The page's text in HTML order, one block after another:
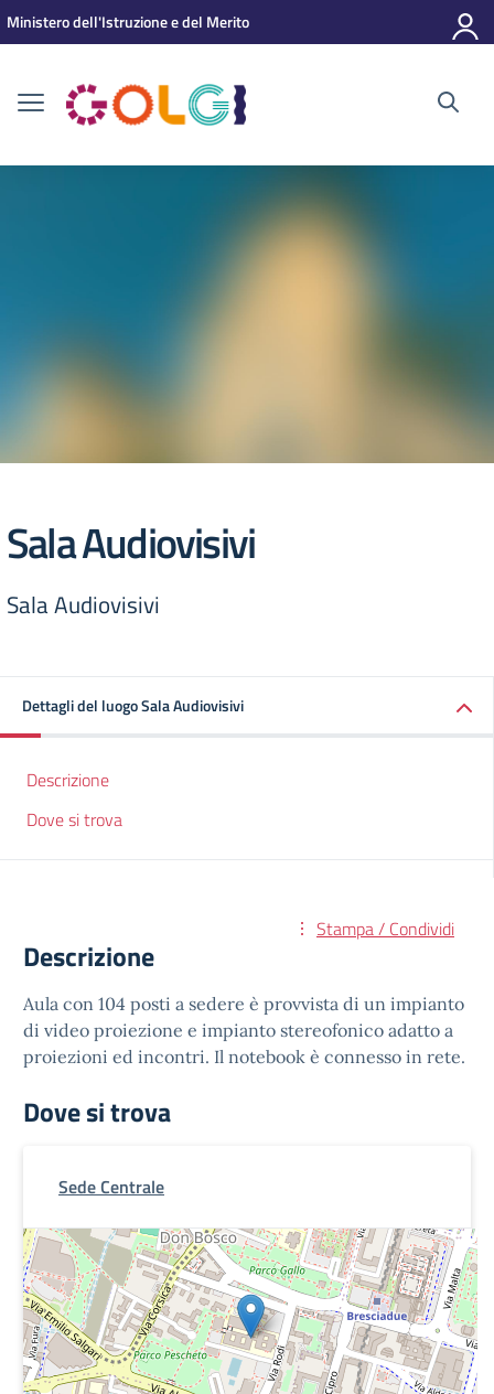
Vai ai contenuti
Vai al menu di navigazione
Vai al footer
Ministero dell'Istruzione e del Merito
Sala Audiovisivi
Sala Audiovisivi
Dettagli del luogo Sala Audiovisivi
Descrizione
Dove si trova
Stampa / Condividi
Descrizione
Aula con 104 posti a sedere è provvista di un impianto
di video proiezione e impianto stereofonico adatto a
proiezioni ed incontri. Il notebook è connesso in rete.
Dove si trova
Sede Centrale